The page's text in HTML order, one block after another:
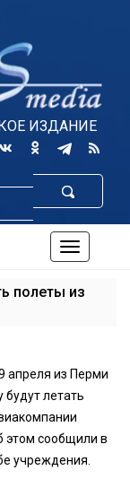
ИЗДАНИЕ
по
полеты из
апреля из Перми
будут летать
этом сообщили в
учреждения.